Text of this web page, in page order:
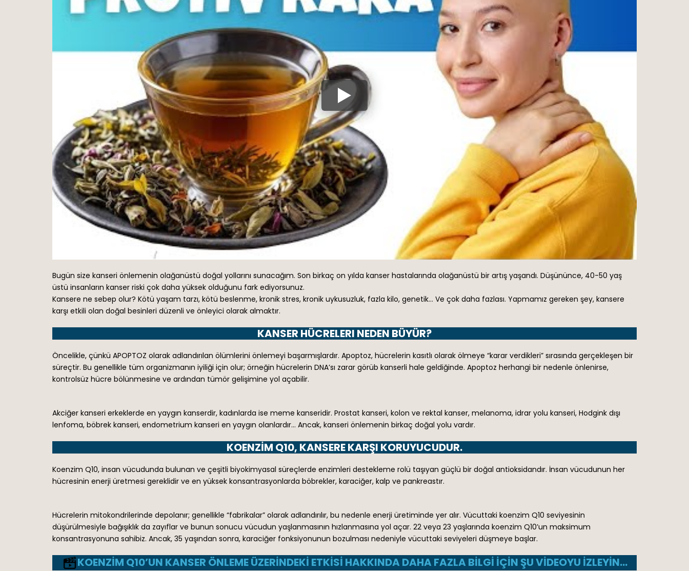
Bugün size kanseri önlemenin olağanüstü doğal yollarını sunacağım. Son birkaç on yılda kanser hastalarında olağanüstü bir artış yaşandı. Düşününce, 40-50 yaş
üstü insanların kanser riski çok daha yüksek olduğunu fark ediyorsunuz.
Kansere ne sebep olur? Kötü yaşam tarzı, kötü beslenme, kronik stres, kronik uykusuzluk, fazla kilo, genetik… Ve çok daha fazlası. Yapmamız gereken şey, kansere
karşı etkili olan doğal besinleri düzenli ve önleyici olarak almaktır.
KANSER HÜCRELERI NEDEN BÜYÜR?
Öncelikle, çünkü APOPTOZ olarak adlandırılan ölümlerini önlemeyi başarmışlardır. Apoptoz, hücrelerin kasıtlı olarak ölmeye “karar verdikleri” sırasında gerçekleşen bir
süreçtir. Bu genellikle tüm organizmanın iyiliği için olur; örneğin hücrelerin DNA’sı zarar görüb kanserli hale geldiğinde. Apoptoz herhangi bir nedenle önlenirse,
kontrolsüz hücre bölünmesine ve ardından tümör gelişimine yol açabilir.
Akciğer kanseri erkeklerde en yaygın kanserdir, kadınlarda ise meme kanseridir. Prostat kanseri, kolon ve rektal kanser, melanoma, idrar yolu kanseri, Hodgink dışı
lenfoma, böbrek kanseri, endometrium kanseri en yaygın olanlardır… Ancak, kanseri önlemenin birkaç doğal yolu vardır.
KOENZIM Q10, KANSERE KARŞI KORUYUCUDUR.
Koenzim Q10, insan vücudunda bulunan ve çeşitli biyokimyasal süreçlerde enzimleri destekleme rolü taşıyan güçlü bir doğal antioksidandır. İnsan vücudunun her
hücresinin enerji üretmesi gereklidir ve en yüksek konsantrasyonlarda böbrekler, karaciğer, kalp ve pankreastır.
Hücrelerin mitokondrilerinde depolanır; genellikle “fabrikalar” olarak adlandırılır, bu nedenle enerji üretiminde yer alır. Vücuttaki koenzim Q10 seviyesinin
düşürülmesiyle bağışıklık da zayıflar ve bunun sonucu vücudun yaşlanmasının hızlanmasına yol açar. 22 veya 23 yaşlarında koenzim Q10’un maksimum
konsantrasyonuna sahibiz. Ancak, 35 yaşından sonra, karaciğer fonksiyonunun bozulması nedeniyle vücuttaki seviyeleri düşmeye başlar.
KOENZIM Q10’UN KANSER ÖNLEME ÜZERINDEKI ETKISI HAKKINDA DAHA FAZLA BILGI IÇIN ŞU VIDEOYU IZLEYIN…